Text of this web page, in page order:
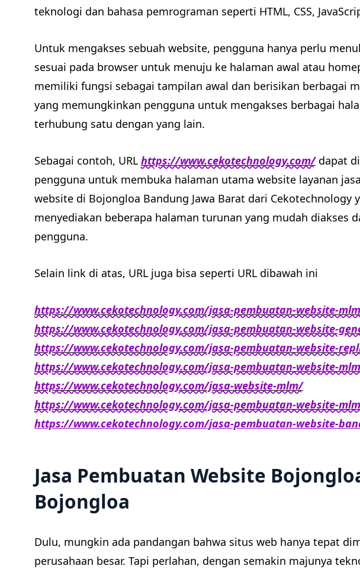
teknologi dan bahasa pemrograman seperti HTML, CSS,
Untuk mengakses sebuah website, pengguna hanya perlu
sesuai pada browser untuk menuju ke halaman awal atau
memiliki fungsi sebagai tampilan awal dan berisikan berbagai
yang memungkinkan pengguna untuk mengakses berbagai
terhubung satu dengan yang lain.
Sebagai contoh, URL https://www.cekotechnology.com/dapat
pengguna untuk membuka halaman utama website layanan
website di Bojongloa Bandung Jawa Barat dari Cekotechnology
menyediakan beberapa halaman turunan yang mudah diakses
pengguna.
Selain link di atas, URL juga bisa seperti URL dibawah ini
https://www.cekotechnology.com/jasa-pembuatan-website-
https://www.cekotechnology.com/jasa-pembuatan-website-
https://www.cekotechnology.com/jasa-pembuatan-website-
https://www.cekotechnology.com/jasa-pembuatan-website-
https://www.cekotechnology.com/jasa-website-mlm/
https://www.cekotechnology.com/jasa-pembuatan-website-
https://www.cekotechnology.com/jasa-pembuatan-website-
Jasa Pembuatan Website
Bojongloa
Dulu, mungkin ada pandangan bahwa situs web hanya tepat
perusahaan besar. Tapi perlahan, dengan semakin majunya